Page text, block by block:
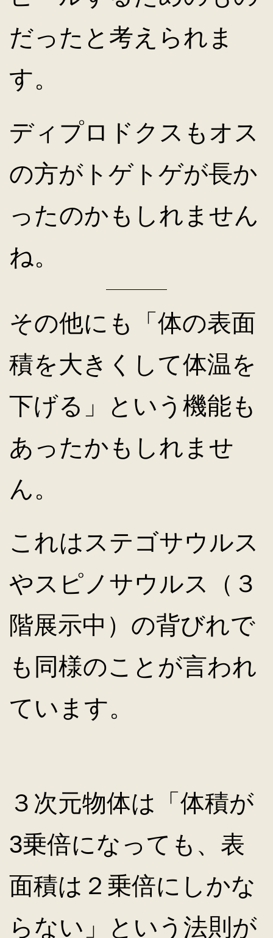
だったと考えられま
す。
ディプロドクスもオス
の方がトゲトゲが長か
ったのかもしれません
ね。
その他にも「体の表面
積を大きくして体温を
下げる」という機能も
あったかもしれませ
ん。
これはステゴサウルス
やスピノサウルス（３
階展示中）の背びれで
も同様のことが言われ
ています。
３次元物体は「体積が
3乗倍になっても、表
面積は２乗倍にしかな
らない」という法則が